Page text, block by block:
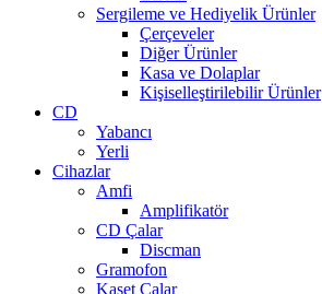
Sergileme ve Hediyelik Ürünler
Çerçeveler
Diğer Ürünler
Kasa ve Dolaplar
Kişiselleştirilebilir Ürünler
CD
Yabancı
Yerli
Cihazlar
Amfi
Amplifikatör
CD Çalar
Discman
Gramofon
Kaset Çalar